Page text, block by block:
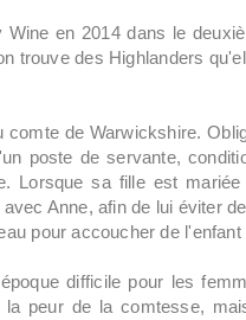
en 2014 dans le
trouve des Highlanders
comte de Warwickshire.
poste de servante,
Lorsque sa fille est
Anne, afin de lui éviter
pour accoucher de
difficile pour les
peur de la comtesse,